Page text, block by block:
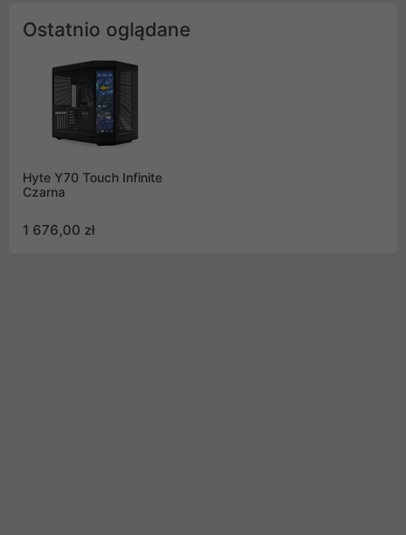
Ostatnio oglądane
Hyte Y70 Touch Infinite
Czarna
1 676,00 zł